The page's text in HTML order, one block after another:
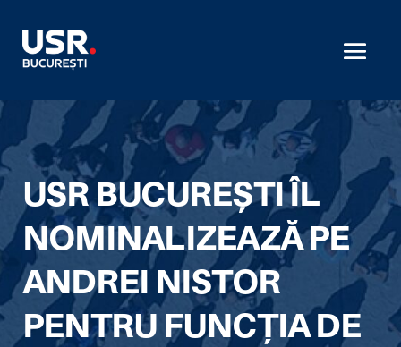
USR BUCUREȘTI ÎL
NOMINALIZEAZĂ PE
ANDREI NISTOR
PENTRU FUNCȚIA DE